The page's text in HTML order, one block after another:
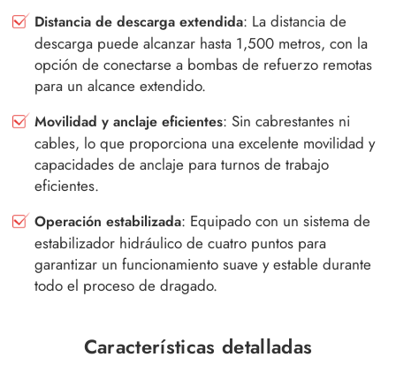
Distancia de descarga extendida: La distancia de
descarga puede alcanzar hasta 1,500 metros, con la
opción de conectarse a bombas de refuerzo remotas
para un alcance extendido.
Movilidad y anclaje eficientes: Sin cabrestantes ni
cables, lo que proporciona una excelente movilidad y
capacidades de anclaje para turnos de trabajo
eficientes.
Operación estabilizada: Equipado con un sistema de
estabilizador hidráulico de cuatro puntos para
garantizar un funcionamiento suave y estable durante
todo el proceso de dragado.
Características detalladas